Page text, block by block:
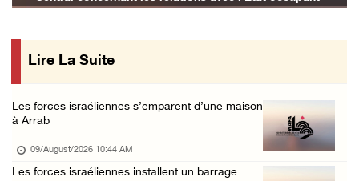
Une session du Conseil de sécurité sur la Ci ...
Un colon terroriste laisse son bétail dans l ...
Deux civils blessés lors d’une attaque menée ...
Lire La Suite
Les forces israéliennes s’emparent d’une maison
à Arrab
09/August/2026 10:44 AM
Les forces israéliennes installent un barrage